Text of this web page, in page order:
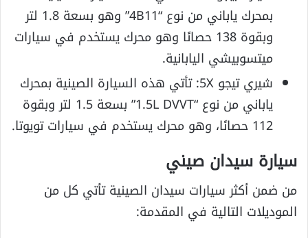
بمحرك ياباني من نوع “4B11” وهو بسعة 1.8 لتر
وبقوة 138 حصانًا وهو محرك يستخدم في سيارات
ميتسوبيشي اليابانية.
شيري تيجو 5X: تأتي هذه السيارة الصينية بمحرك
ياباني من نوع “1.5L DVVT” بسعة 1.5 لتر وبقوة
112 حصانًا، وهو محرك يستخدم في سيارات تويوتا.
سيارة سيدان صيني
من ضمن أكثر سيارات سيدان الصينية تأتي كل من
الموديلات التالية في المقدمة: